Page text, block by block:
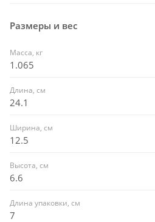
Размеры и вес
Масса, кг
1.065
Длина, см
24.1
Ширина, см
12.5
Высота, см
6.6
Длина упаковки, см
7